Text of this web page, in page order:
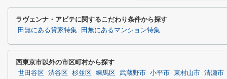
ラヴェンナ・アビテに関するこだわり条件から探す
田無にある貸家特集 田無にあるマンション特集
西東京市以外の市区町村から探す
世田谷区 渋谷区 杉並区 練馬区 武蔵野市 小平市 東村山市 清瀬市